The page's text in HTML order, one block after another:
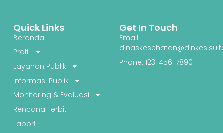
Quick Links
Beranda
Profil
Layanan Publik
Informasi Publik
Monitoring & Evaluasi
Rencana Terbit
Lapor!
Get In Touch
Email:
Phone: 123-456-7890